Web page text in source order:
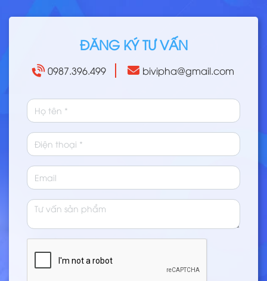
ĐĂNG KÝ TƯ VẤN
0987.396.499 bivipha@gmail.com